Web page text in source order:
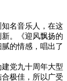
名音乐人，在这
。《迎风飘扬的
的情感，唱出了
党九十周年大型
极佳，所以广受